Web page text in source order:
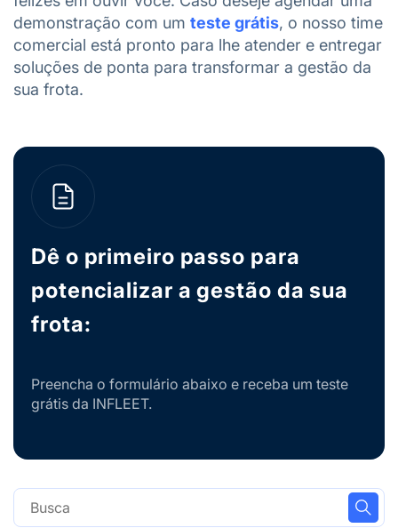
demonstração com um teste grátis, o nosso time
comercial está pronto para lhe atender e entregar
soluções de ponta para transformar a gestão da
sua frota.
Dê o primeiro passo para
potencializar a gestão da sua
frota:
Preencha o formulário abaixo e receba um teste
grátis da INFLEET.